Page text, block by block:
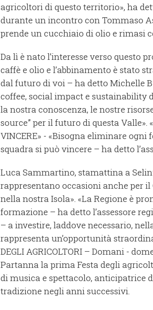
agricoltori di questo territorio», ha
durante un incontro con Tommaso
prende un cucchiaio di olio e rimasi
Da lì è nato l’interesse verso questo
caffè e olio e l’abbinamento è stato
dal futuro di voi – ha detto Michelle
coffee, social impact e sustainability
la nostra conoscenza, le nostre
source” per il futuro di questa Valle».
VINCERE» - «Bisogna eliminare
squadra si può vincere – ha detto
Luca Sammartino, stamattina a
rappresentano occasioni anche per
nella nostra Isola». «La Regione è
formazione – ha detto l’assessore
– a investire, laddove necessario,
rappresenta un’opportunità
DEGLI AGRICOLTORI – Domani -
Partanna la prima Festa degli
di musica e spettacolo, anticipatrice
tradizione negli anni successivi.